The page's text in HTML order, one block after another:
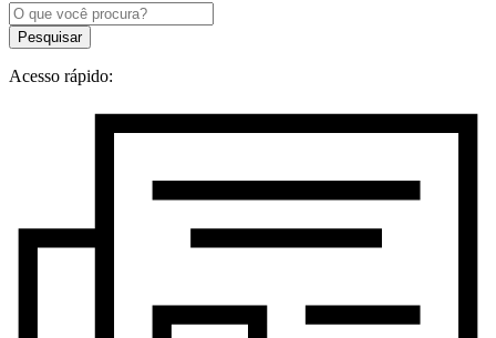
Pesquisar
Acesso rápido: